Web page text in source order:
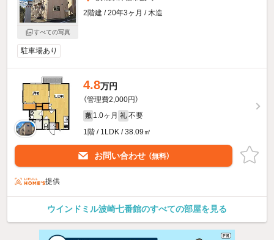
すべての写真
2階建 / 20年3ヶ月 / 木造
駐車場あり
4.8万円
（管理費2,000円）
敷 1.0ヶ月 礼 不要
1階 / 1LDK / 38.09㎡
お問い合わせ （無料）
提供
ウインドミル波崎七番館のすべての部屋を見る